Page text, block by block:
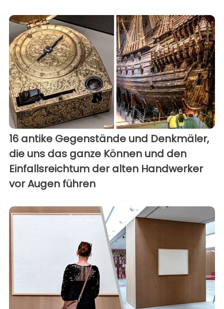
16 antike Gegenstände und Denkmäler,
die uns das ganze Können und den
Einfallsreichtum der alten Handwerker
vor Augen führen